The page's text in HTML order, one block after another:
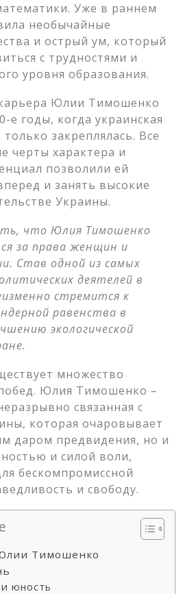
Уже в раннем
необычайные
и острый ум, который
с трудностями и
уровня образования.
Юлии Тимошенко
е годы, когда украинская
закреплялась. Все
черты характера и
позволили ей
и занять высокие
Украины.
что Юлия Тимошенко
за права женщин и
Став одной из самых
деятелей в
стремится к
равенства в
экологической
множество
Юлия Тимошенко –
связанная с
которая очаровывает
даром предвидения, но и
и силой воли,
бескомпромиссной
и свободу.
Тимошенко
юность